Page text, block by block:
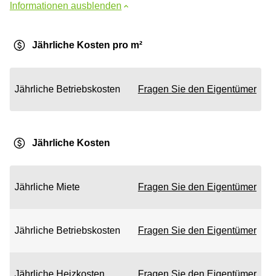
Informationen ausblenden
Jährliche Kosten pro m²
Jährliche Betriebskosten Fragen Sie den Eigentümer
Jährliche Kosten
Jährliche Miete Fragen Sie den Eigentümer
Jährliche Betriebskosten Fragen Sie den Eigentümer
Jährliche Heizkosten Fragen Sie den Eigentümer